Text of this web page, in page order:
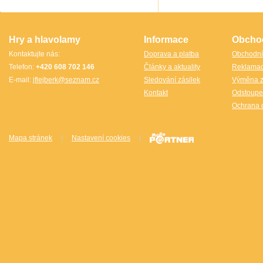
Hry a hlavolamy
Kontaktujte nás:
Telefon: +420 608 702 146
E-mail: jflejberk@seznam.cz
Informace
Doprava a platba
Články a aktuality
Sledování zásilek
Kontakt
Výměna
Ochrana
Mapa stránek Nastavení cookies